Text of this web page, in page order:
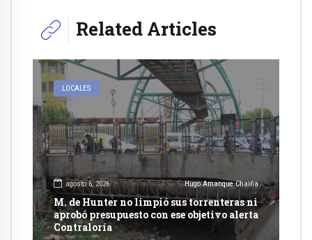
Related Articles
LOCALES
agosto 6, 2026 Hugo Amanque Chaiña
M. de Hunter no limpió sus torrenteras ni
aprobó presupuesto con ese objetivo alerta
Contraloría